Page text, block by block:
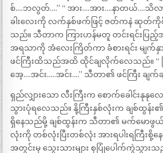
စ်….ဘလွတ်….” “ အား….အား….နာတယ်….သိလ
ခါးလေးကို လက်နှစ်ဖက်ဖြင့် ဇတ်ကနဲ ဆုတ်ကို
သည်။ သီတာက ကြားဟန်မတူ တင်းရင်းပြည့်
အရသာကို အံလေးကြိတ်ကာ ခံစားရင်း မျက်နှာ
ဖင်ကြီးထိသည်အထိ ထိုင်ချလိုက်လေသည်။ “ ဗြ
အေ့….အင်း…..အင်း….” သီတာ၏ ဖင်ကြီး ချက်
ရှည်လျှားသော လီးကြီးက စောက်ခေါင်းနုနုလ
သွားပုံရလေသည်။ နို့ကြီးနှစ်လုံးက ချစ်ထွန်း
ရှိနေသည်မို့ ချစ်ထွန်းက သီတာ၏ မက်မောဖွယ်
လုံးကို တစ်လုံးပြီးတစ်လုံး အားရပါးရကြီး
အတွင်းမှ သွေးသားများ စုပြုံပေါက်ကွဲသွား